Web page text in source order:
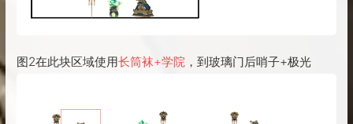
图2在此块区域使用长筒袜+学院 ，到玻璃门后哨子+极光